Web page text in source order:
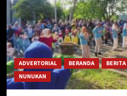
ADVERTORIAL BERANDA
NUNUKAN